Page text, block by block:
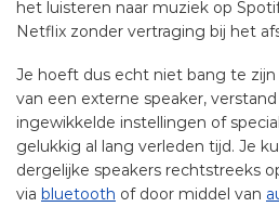
het luisteren naar muziek op
Netflix zonder vertraging bij het
Je hoeft dus echt niet bang te
van een externe speaker,
ingewikkelde instellingen of
gelukkig al lang verleden tijd. Je
dergelijke speakers rechtstreeks
via bluetooth of door middel van